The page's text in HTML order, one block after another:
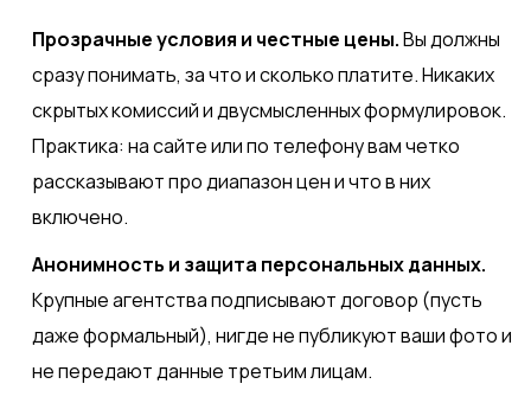
Прозрачные условия и честные цены.Вы должны
сразу понимать, за что и сколько платите. Никаких
скрытых комиссий и двусмысленных формулировок.
Практика: на сайте или по телефону вам четко
рассказывают про диапазон цен и что в них
включено.
Анонимность и защита персональных данных.
Крупные агентства подписывают договор (пусть
даже формальный), нигде не публикуют ваши фото и
не передают данные третьим лицам.